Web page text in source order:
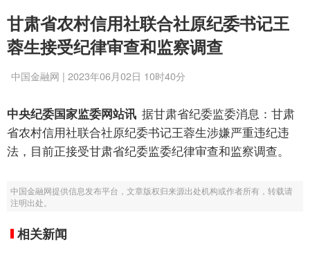
甘肃省农村信用社联合社原纪委书记王
蓉生接受纪律审查和监察调查
中国金融网 | 2023年06月02日 10时40分
中央纪委国家监委网站讯 据甘肃省纪委监委消息：甘肃
省农村信用社联合社原纪委书记王蓉生涉嫌严重违纪违
法，目前正接受甘肃省纪委监委纪律审查和监察调查。
中国金融网提供信息发布平台，文章版权归来源出处机构或作者所有，转载请
注明出处。
相关新闻